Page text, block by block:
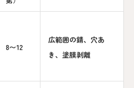
8〜12
広範囲の錆、穴あ
き、塗膜剥離